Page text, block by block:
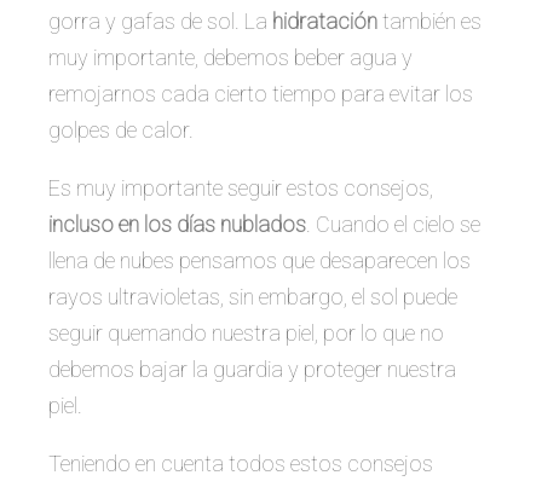
gorra y gafas de sol. La hidratacióntambién es
muy importante, debemos beber agua y
remojarnos cada cierto tiempo para evitar los
golpes de calor.
Es muy importante seguir estos consejos,
incluso en los días nublados. Cuando el cielo se
llena de nubes pensamos que desaparecen los
rayos ultravioletas, sin embargo, el sol puede
seguir quemando nuestra piel, por lo que no
debemos bajar la guardia y proteger nuestra
piel.
Teniendo en cuenta todos estos consejos